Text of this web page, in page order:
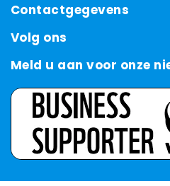
Contactgegevens
Volg ons
Meld u aan voor onze